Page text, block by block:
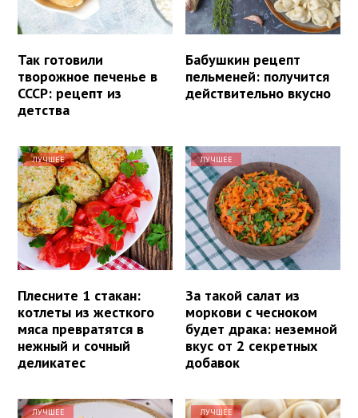
Так готовили
творожное печенье в
СССР: рецепт из
детства
Бабушкин рецепт
пельменей: получится
действительно вкусно
ЛУЧШЕЕ
Плесните 1 стакан:
котлеты из жесткого
мяса превратятся в
нежный и сочный
деликатес
ЛУЧШЕЕ
За такой салат из
моркови с чесноком
будет драка: неземной
вкус от 2 секретных
добавок
ЛУЧШЕЕ ЛУЧШЕЕ